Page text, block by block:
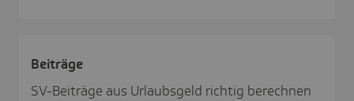
Beiträge
SV-Beiträge aus Urlaubsgeld richtig berechnen